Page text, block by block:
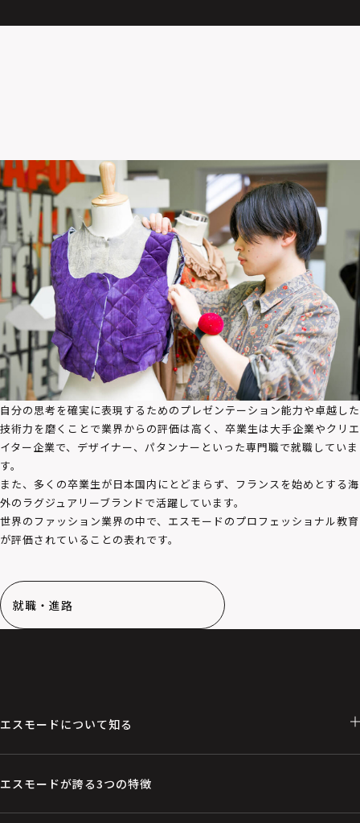
職・
進
路
自分の思考を確実に表現するためのプレゼンテーション能力や卓越した
技術力を磨くことで業界からの評価は高く、卒業生は大手企業やクリエ
イター企業で、デザイナー、パタンナーといった専門職で就職していま
す。
また、多くの卒業生が日本国内にとどまらず、フランスを始めとする海
外のラグジュアリーブランドで活躍しています。
世界のファッション業界の中で、エスモードのプロフェッショナル教育
が評価されていることの表れです。
就職・進路
エスモードについて知る
エスモードが誇る3つの特徴